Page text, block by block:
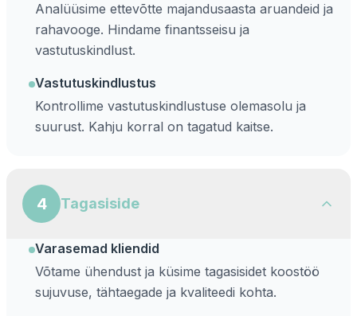
Analüüsime ettevõtte majandusaasta aruandeid ja
rahavooge. Hindame finantsseisu ja
vastutuskindlust.
Vastutuskindlustus
Kontrollime vastutuskindlustuse olemasolu ja
suurust. Kahju korral on tagatud kaitse.
4 Tagasiside
Varasemad kliendid
Võtame ühendust ja küsime tagasisidet koostöö
sujuvuse, tähtaegade ja kvaliteedi kohta.